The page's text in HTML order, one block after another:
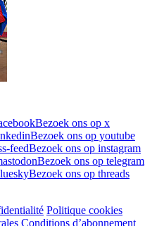
Bezoek ons op x
Bezoek ons op youtube
feedBezoek ons op instagram
Bezoek ons op telegram
Bezoek ons op threads
Politique cookies
Conditions d’abonnement